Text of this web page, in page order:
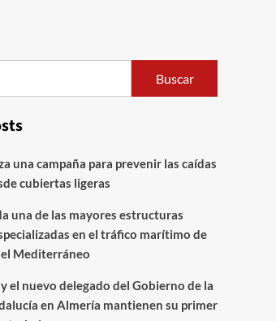
Buscar
una campaña para prevenir las caídas
cubiertas ligeras
una de las mayores estructuras
en el tráfico marítimo de
Mediterráneo
el nuevo delegado del Gobierno de la
en Almería mantienen su primer